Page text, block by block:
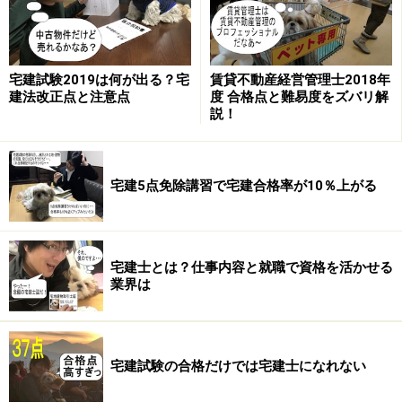
管理業はマンション適正化法の適用があり、登録を受け
た管理業者が管理組合から委託を受けて管理を行わなけ
ればなりません。管理業者は一定数の管理業務主任者を
設置し、管理組合に重要事項説明をする義務が課せられ
賃貸住宅管理業は、まだ任意ではありますが、国土交通
大臣の登録を受けることで、賃貸不動産経営管理士の設
置や、貸主や借主に対する重要事項説明や契約書等へ記
名押印等が義務付けられます。
近年、不動産業がフローからストックビジネスに移行し
ていると言われています。賃貸管理業と賃貸不動産経営
管理士は今後ますます重視されると予想されます。
宅建試験2019は何が出る？宅
建法改正点と注意点
賃貸不動産経営管理士2018年
度 合格点と難易度をズバリ解
説！
宅建5点免除講習で宅建合格率が10％上がる
宅建士とは？仕事内容と就職で資格を活かせる
業界は
宅建試験の合格だけでは宅建士になれない